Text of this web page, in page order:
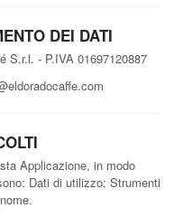
DEI DATI
S.r.l. - P.IVA 01697120887
Applicazione, in modo
Dati di utilizzo; Strumenti